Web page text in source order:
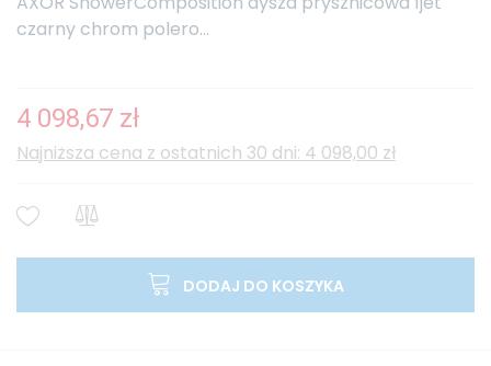
czarny chrom polero...
4 098,67 zł
Najniższa cena z ostatnich 30 dni: 4 098,00 zł
DODAJ DO KOSZYKA